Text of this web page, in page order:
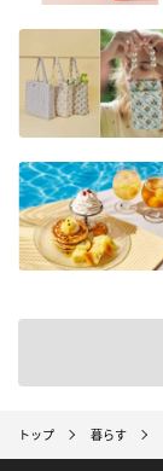
トップ 暮らす